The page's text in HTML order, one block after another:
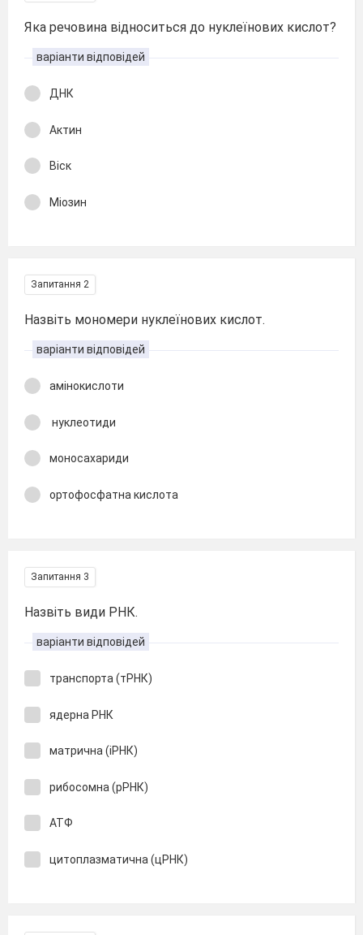
Яка речовина відноситься до нуклеїнових кислот?
варіанти відповідей
ДНК
Актин
Віск
Міозин
Запитання 2
Назвіть мономери нуклеїнових кислот.
варіанти відповідей
амінокислоти
нуклеотиди
моносахариди
ортофосфатна кислота
Запитання 3
Назвіть види РНК.
варіанти відповідей
транспорта (тРНК)
ядерна РНК
матрична (іРНК)
рибосомна (рРНК)
АТФ
цитоплазматична (цРНК)